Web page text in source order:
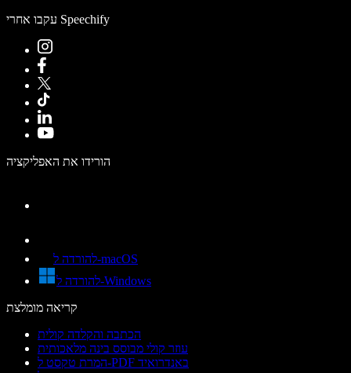
עקבו אחרי Speechify
הורידו את האפליקציה
להורדה ל-macOS
להורדה ל-Windows
קריאה מומלצת
הכתבה והקלדה קולית
עוזר קולי מבוסס בינה מלאכותית
המרת טקסט ל-PDF באנדרואיד